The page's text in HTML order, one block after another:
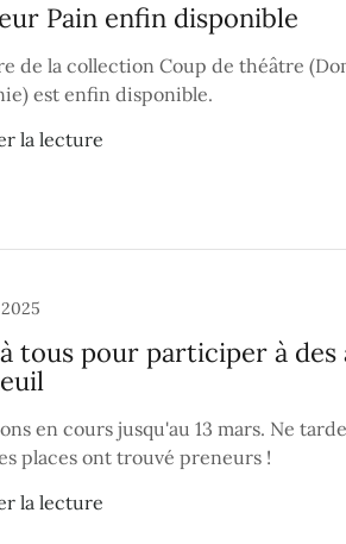
Pain enfin disponible
de la collection Coup de théâtre
est enfin disponible.
la lecture
tous pour participer à des
en cours jusqu'au 13 mars. Ne
places ont trouvé preneurs !
la lecture